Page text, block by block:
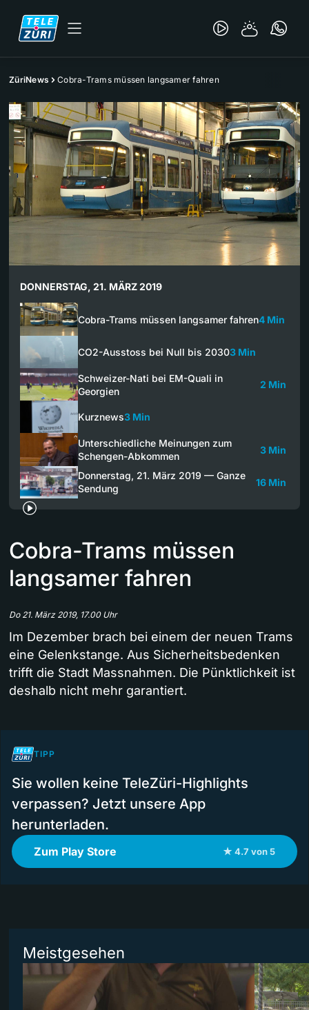
ZüriNews Cobra-Trams müssen langsamer fahren
DONNERSTAG, 21. MÄRZ 2019
Cobra-Trams müssen langsamer fahren4 Min
CO2-Ausstoss bei Null bis 20303 Min
Schweizer-Nati bei EM-Quali in
Georgien
2 Min
Kurznews3 Min
Unterschiedliche Meinungen zum
Schengen-Abkommen
3 Min
Donnerstag, 21. März 2019 — Ganze
Sendung
16 Min
Cobra-Trams müssen
langsamer fahren
Do 21. März 2019, 17.00 Uhr
Im Dezember brach bei einem der neuen Trams
eine Gelenkstange. Aus Sicherheitsbedenken
trifft die Stadt Massnahmen. Die Pünktlichkeit ist
deshalb nicht mehr garantiert.
TIPP
Sie wollen keine TeleZüri-Highlights
verpassen? Jetzt unsere App
herunterladen.
Zum Play Store ★ 4.7 von 5
Meistgesehen